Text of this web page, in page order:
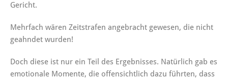
Gericht.
Mehrfach wären Zeitstrafen angebracht gewesen, die nicht
geahndet wurden!
Doch diese ist nur ein Teil des Ergebnisses. Natürlich gab es
emotionale Momente, die offensichtlich dazu führten, dass